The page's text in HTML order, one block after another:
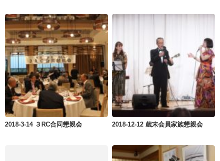
2018-3-14 ３RC合同懇親会 2018-12-12 歳末会員家族懇親会